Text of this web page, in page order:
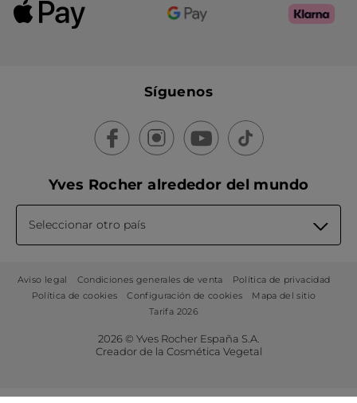
Síguenos
Yves Rocher alrededor del mundo
Seleccionar otro país
Aviso legal Condiciones generales de venta
Política de privacidad
Política de cookies
Configuración de cookies
Mapa del sitio
Tarifa 2026
2026 © Yves Rocher España S.A.
Creador de la Cosmética Vegetal